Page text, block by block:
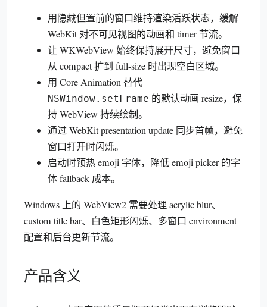
用隐藏但置前的窗口维持渲染活跃状态，缓解
WebKit 对不可见视图的动画和 timer 节流。
让 WKWebView 始终保持展开尺寸，避免窗口
从 compact 扩到 full-size 时出现空白区域。
用 Core Animation 替代
NSWindow.setFrame 的默认动画 resize，保
持 WebView 持续绘制。
通过 WebKit presentation update 同步首帧，避免
窗口打开时闪烁。
启动时预热 emoji 字体，降低 emoji picker 的字
体 fallback 成本。
Windows 上的 WebView2 需要处理 acrylic blur、
custom title bar、白色矩形闪烁、多窗口 environment
配置和后台更新节流。
产品含义